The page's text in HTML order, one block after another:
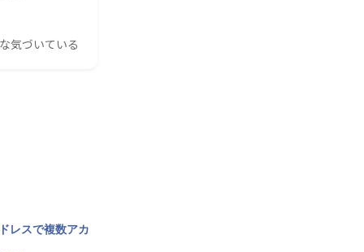
気づいている
レスで複数アカ